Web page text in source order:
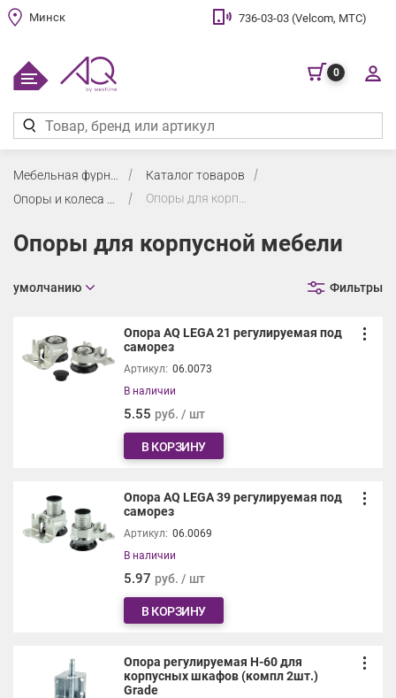
Минск 736-03-03 (Velcom, МТС)
0
Каталог товаров
Опоры и колеса мебельные
Опоры для корпусной мебели
Опоры для корпусной мебели
умолчанию Фильтры
Опора AQ LEGA 21 регулируемая под
саморез
Артикул: 06.0073
В наличии
5.55 руб. / шт
В КОРЗИНУ
Опора AQ LEGA 39 регулируемая под
саморез
Артикул: 06.0069
В наличии
5.97 руб. / шт
В КОРЗИНУ
Опора регулируемая H-60 для
корпусных шкафов (компл 2шт.)
Grade